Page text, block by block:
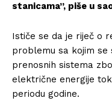
stanicama”, piše u
Ističe se da je riječ o
problemu sa kojim se
prenosnih sistema
električne energije
periodu godine.